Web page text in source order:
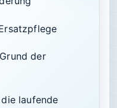
der
laufende